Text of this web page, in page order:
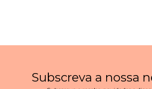
Subscreva a nossa